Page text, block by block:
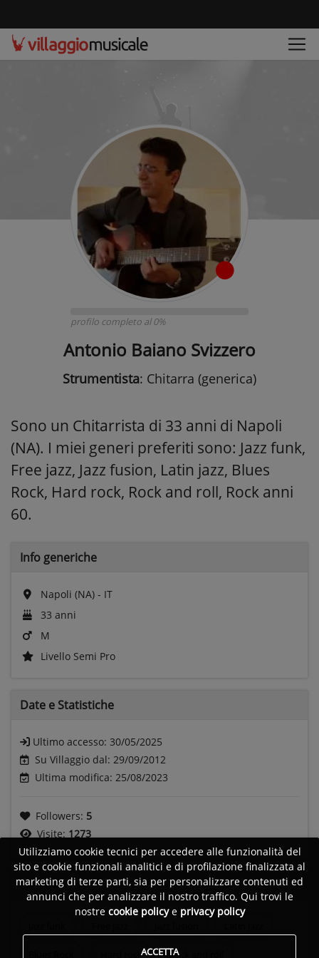
profilo completo al 0%
Antonio Baiano Svizzero
Strumentista: Chitarra (generica)
Sono un Chitarrista di 33 anni di Napoli
(NA). I miei generi preferiti sono: Jazz funk,
Free jazz, Jazz fusion, Latin jazz, Blues
Rock, Hard rock, Rock and roll, Rock anni
60.
Info generiche
Napoli (NA) - IT
33 anni
M
Livello Semi Pro
Date e Statistiche
Ultimo accesso: 30/05/2025
Su Villaggio dal: 29/09/2012
Ultima modifica: 25/08/2023
Followers: 5
Visite: 1273
Generi
Hard rock Rock and roll
Utilizziamo cookie tecnici per accedere alle funzionalità del
sito e cookie funzionali analitici e di profilazione finalizzata al
marketing di terze parti, sia per personalizzare contenuti ed
annunci che per analizzare il nostro traffico. Qui trovi le
nostre cookie policye privacy policy
ACCETTA